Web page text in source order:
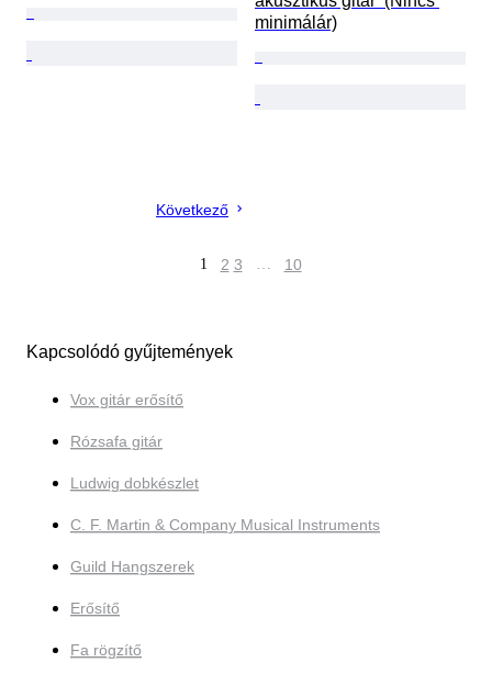
minimálár)
Következő
1 2 3 … 10
Kapcsolódó gyűjtemények
Vox gitár erősítő
Rózsafa gitár
Ludwig dobkészlet
C. F. Martin & Company Musical Instruments
Guild Hangszerek
Erősítő
Fa rögzítő